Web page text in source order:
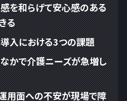
を和らげて安心感のある
る
入における3つの課題
かで介護ニーズが急増し
用面への不安が現場で障